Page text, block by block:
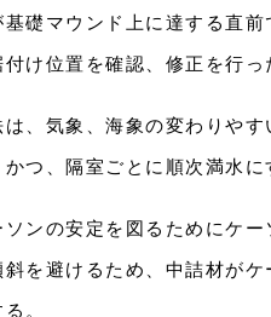
礎マウンド上に達する直
け位置を確認、修正を行っ
、気象、海象の変わりや
つ、隔室ごとに順次満水に
ンの安定を図るためにケ
を避けるため、中詰材が
。